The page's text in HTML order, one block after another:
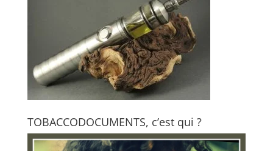
TOBACCODOCUMENTS, c’est qui ?